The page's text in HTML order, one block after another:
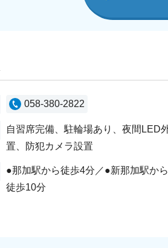
058-380-2822
自習席完備、駐輪場あり、夜間LED
置、防犯カメラ設置
●那加駅から徒歩4分／●新那加駅か
徒歩10分